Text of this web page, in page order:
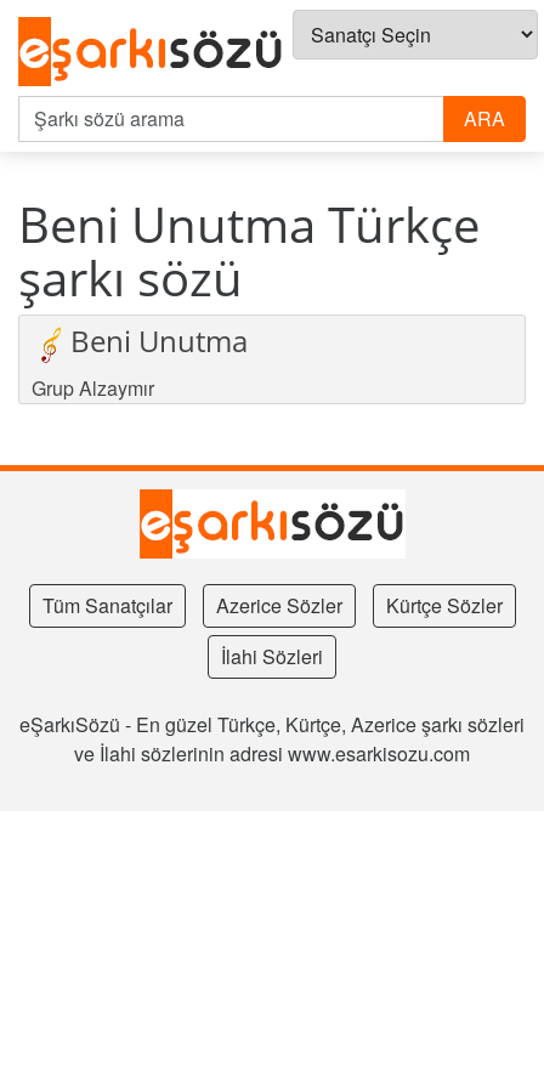
Beni Unutma Türkçe
şarkı sözü
Beni Unutma
Grup Alzaymır
Tüm Sanatçılar Azerice Sözler
Kürtçe Sözler
İlahi Sözleri
eŞarkıSözü - En güzel Türkçe, Kürtçe, Azerice şarkı sözleri
ve İlahi sözlerinin adresi www.esarkisozu.com